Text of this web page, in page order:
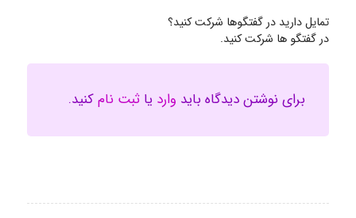
تمایل دارید در گفتگوها شرکت کنید؟
در گفتگو ها شرکت کنید.
برای نوشتن دیدگاه باید وارد یا ثبت نامکنید.